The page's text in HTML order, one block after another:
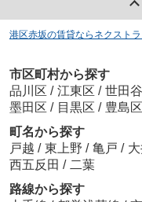
港区赤坂の賃貸ならネクスト
市区町村から探す
品川区 / 江東区 / 世田
墨田区 / 目黒区 / 豊島区
町名から探す
戸越 / 東上野 / 亀戸 /
西五反田 / 二葉
路線から探す